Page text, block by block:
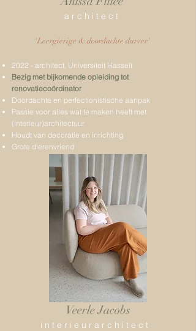
a r c h i t e c t
'Leergierige & doordachte durver'
2022 - architect, Universiteit Hasselt
Bezig met bijkomende opleiding tot
renovatiecoördinator
Doordachte en perfectionistische aanpak
Passie voor alles wat te maken heeft met
(interieur)architectuur
Houdt van decoratie en inrichting
Grote dierenvriend
Veerle Jacobs
i n t e r i e u r a r c h i t e c t